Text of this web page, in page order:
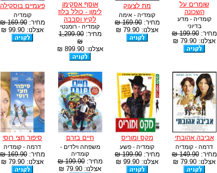
שומרים על
השכונה
קומדיה - מדע
בדיוני
מחיר:199.90 ₪
אצלנו: 79.90 ₪
מת לצעוק
קומדיה - אימה
מחיר:169.90 ₪
אצלנו: 79.90 ₪
אוסף אסקימו
לימון - כולל בלוז
לקיץ וסבבה
קומדיה - רומנטי
מחיר:1,299.90
₪
אצלנו: 899.90 ₪
פעמיים בוסקילה
קומדיה
מחיר:169.90 ₪
אצלנו: 99.90 ₪
אביבה אהובתי
דרמה - קומדיה
מחיר:149.90 ₪
אצלנו: 79.90 ₪
מקס ומוריס
קומדיה - פשע
מחיר:199.90 ₪
אצלנו: 99.90 ₪
חיים בזרם
משפחה וילדים -
קומדיה
מחיר:199.90 ₪
אצלנו: 79.90 ₪
סיפור חצי רוסי
דרמה - קומדיה
מחיר:169.90 ₪
אצלנו: 79.90 ₪